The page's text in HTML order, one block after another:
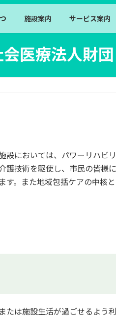
施設案内 サービス案内
会医療法人財
においては、パワーリハビ
護技術を駆使し、市民の皆様
す。また地域包括ケアの中核
たは施設生活が過ごせるよう